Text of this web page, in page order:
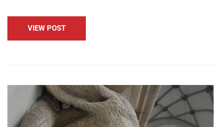
VIEW POST